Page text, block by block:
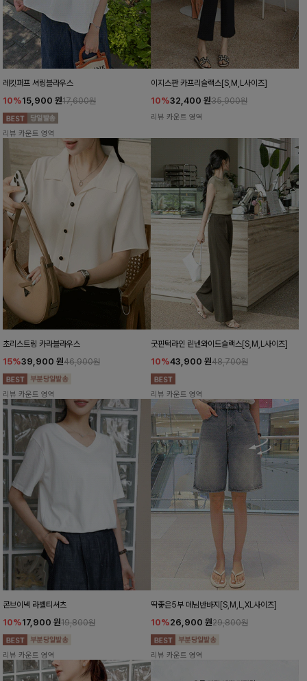
레킷퍼프 셔링블라우스
10%15,900 원17,600원
리뷰 카운트 영역
이지스판 카프리슬랙스[S,M,L사이즈]
10%32,400 원35,900원
리뷰 카운트 영역
초리스트링 카라블라우스
15%39,900 원46,900원
리뷰 카운트 영역
굿핀턱라인 린넨와이드슬랙스[S,M,L사이즈]
10%43,900 원48,700원
리뷰 카운트 영역
콘브이넥 라벨티셔츠
10%17,900 원19,800원
리뷰 카운트 영역
딱좋은5부 데님반바지[S,M,L,XL사이즈]
10%26,900 원29,800원
리뷰 카운트 영역